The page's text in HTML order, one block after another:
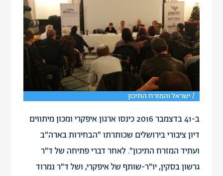
/ ישראל והמזרח התיכון
ב-41 בדצמבר 2016 כינסו ארגון איפקרי ומכון מיתווים
דיון ציבורי בירושלים שכותרתו "הבחירות בארה"ב
ועתיד המזרח התיכון". לאחר דברי פתיחה של ד"ר
גרשון בסקין, יו"ר-שותף של איפקרי, ושל ד"ר נמרוד